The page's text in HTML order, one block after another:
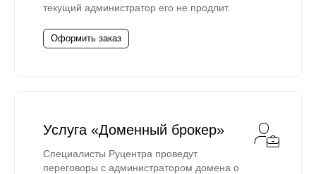
текущий администратор его не продлит.
Оформить заказ
Услуга «Доменный брокер»
Специалисты Руцентра проведут
переговоры с администратором домена о